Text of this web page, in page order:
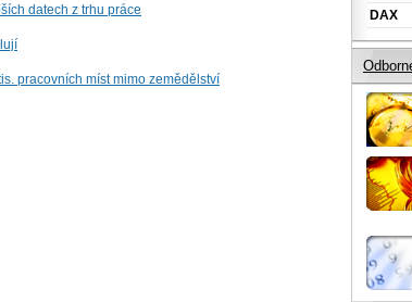
datech z trhu práce
pracovních míst mimo zemědělství
DAX